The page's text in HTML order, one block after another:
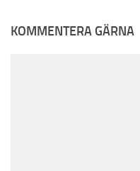
KOMMENTERA GÄRNA